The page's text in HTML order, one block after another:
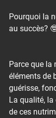
Pourquoi la
au succès?
Parce que la
éléments de
guérisse,
La qualité,
de ces